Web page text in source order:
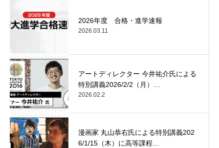
2026年度 合格・進学速報
2026.03.11
アートディレクター 今井祐介氏による
特別講義2026/2/2（月）…
2026.02.2
漫画家 丸山恭右氏による特別講義202
6/1/15（木）に高等課程…